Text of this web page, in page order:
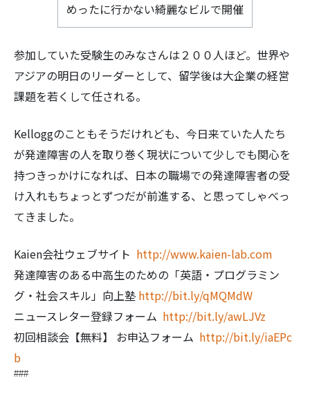
検
索:
めったに行かない綺麗なビルで開催
参加していた受験生のみなさんは２００人ほど。世界や
アジアの明日のリーダーとして、留学後は大企業の経営
課題を若くして任される。
Kelloggのこともそうだけれども、今日来ていた人たち
が発達障害の人を取り巻く現状について少しでも関心を
持つきっかけになれば、日本の職場での発達障害者の受
け入れもちょっとずつだが前進する、と思ってしゃべっ
てきました。
Kaien会社ウェブサイト http://www.kaien-lab.com
発達障害のある中高生のための「英語・プログラミン
グ・社会スキル」向上塾 http://bit.ly/qMQMdW
ニュースレター登録フォーム http://bit.ly/awLJVz
初回相談会【無料】 お申込フォーム http://bit.ly/iaEPc
b
###